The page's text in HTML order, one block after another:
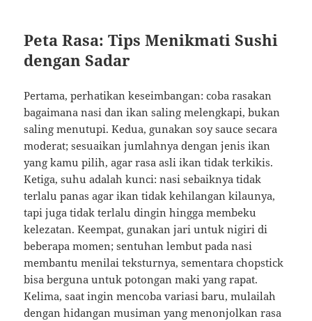
Peta Rasa: Tips Menikmati Sushi
dengan Sadar
Pertama, perhatikan keseimbangan: coba rasakan
bagaimana nasi dan ikan saling melengkapi, bukan
saling menutupi. Kedua, gunakan soy sauce secara
moderat; sesuaikan jumlahnya dengan jenis ikan
yang kamu pilih, agar rasa asli ikan tidak terkikis.
Ketiga, suhu adalah kunci: nasi sebaiknya tidak
terlalu panas agar ikan tidak kehilangan kilaunya,
tapi juga tidak terlalu dingin hingga membeku
kelezatan. Keempat, gunakan jari untuk nigiri di
beberapa momen; sentuhan lembut pada nasi
membantu menilai teksturnya, sementara chopstick
bisa berguna untuk potongan maki yang rapat.
Kelima, saat ingin mencoba variasi baru, mulailah
dengan hidangan musiman yang menonjolkan rasa